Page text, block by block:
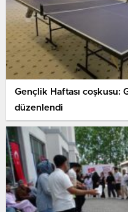
Gençlik Haftası coşkusu:
düzenlendi